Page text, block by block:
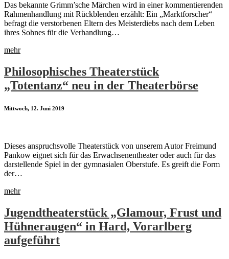
Das bekannte Grimm’sche Märchen wird in einer kommentierenden
Rahmenhandlung mit Rückblenden erzählt: Ein „Marktforscher“
befragt die verstorbenen Eltern des Meisterdiebs nach dem Leben
ihres Sohnes für die Verhandlung…
mehr
Philosophisches Theaterstück
„Totentanz“ neu in der Theaterbörse
Mittwoch, 12. Juni 2019
Dieses anspruchsvolle Theaterstück von unserem Autor Freimund
Pankow eignet sich für das Erwachsenentheater oder auch für das
darstellende Spiel in der gymnasialen Oberstufe. Es greift die Form
der…
mehr
Jugendtheaterstück „Glamour, Frust und
Hühneraugen“ in Hard, Vorarlberg
aufgeführt